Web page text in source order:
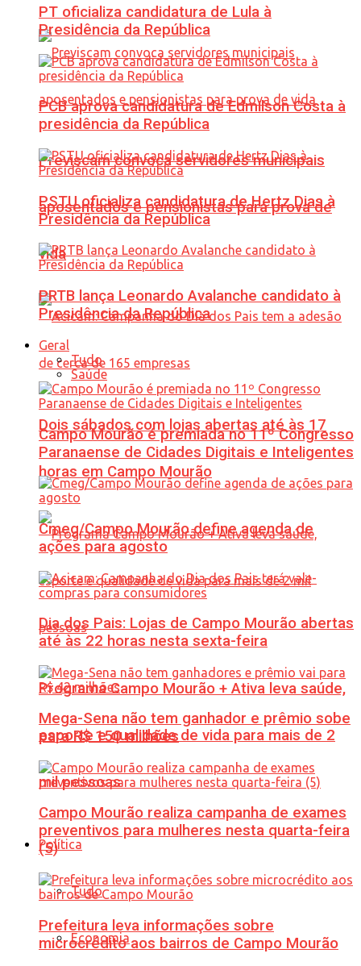
Previscam convoca servidores municipais
aposentados e pensionistas para prova de
vida
Dois sábados com lojas abertas até às 17
horas em Campo Mourão
Programa Campo Mourão + Ativa leva saúde,
esporte e qualidade de vida para mais de 2
mil pessoas
Política
Tudo
Economia
PT oficializa candidatura de Lula à
Presidência da República
PCB aprova candidatura de Edmilson Costa à
presidência da República
PSTU oficializa candidatura de Hertz Dias à
Presidência da República
PRTB lança Leonardo Avalanche candidato à
Presidência da República
Geral
Tudo
Saúde
Campo Mourão é premiada no 11º Congresso
Paranaense de Cidades Digitais e Inteligentes
Cmeg/Campo Mourão define agenda de
ações para agosto
Dia dos Pais: Lojas de Campo Mourão abertas
até às 22 horas nesta sexta-feira
Mega-Sena não tem ganhador e prêmio sobe
para R$ 150 milhões
Campo Mourão realiza campanha de exames
preventivos para mulheres nesta quarta-feira
(5)
Prefeitura leva informações sobre
microcrédito aos bairros de Campo Mourão